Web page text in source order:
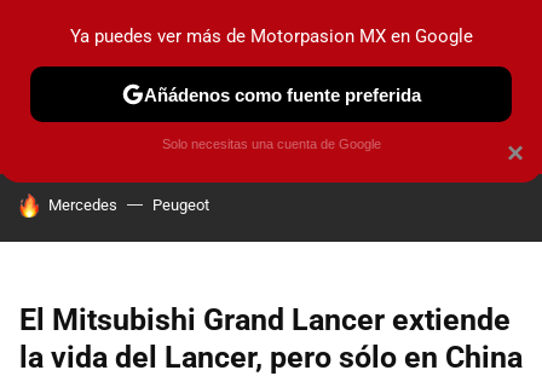
PRUEBAS INDUSTRIA HOY NO CIRCULA
HOY SE HABLA DE
Mercedes Peugeot
El Mitsubishi Grand Lancer extiende
la vida del Lancer, pero sólo en China
×
Ya puedes ver más de Motorpasion MX en Google
Añádenos como fuente preferida
Solo necesitas una cuenta de Google